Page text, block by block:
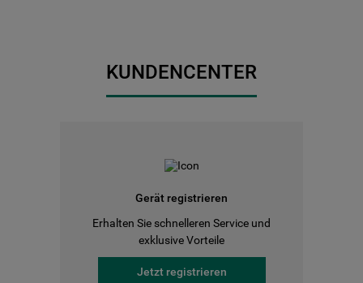
KUNDENCENTER
Gerät registrieren
Erhalten Sie schnelleren Service und
exklusive Vorteile
Jetzt registrieren